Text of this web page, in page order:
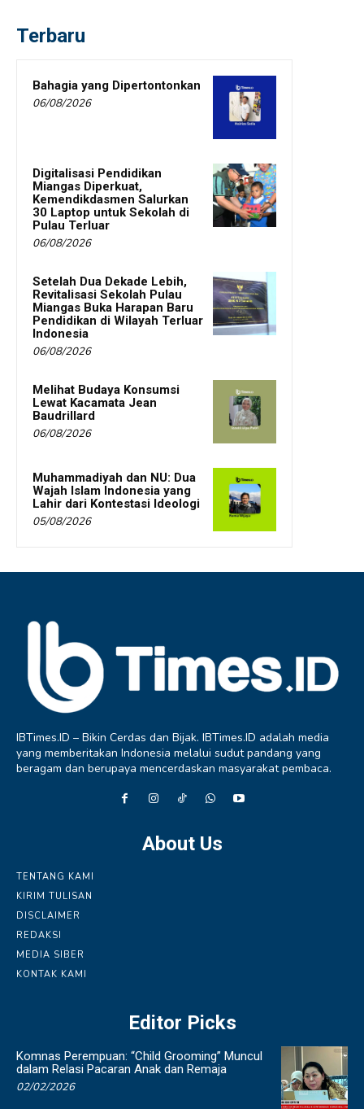
Terbaru
Bahagia yang Dipertontonkan
06/08/2026
Digitalisasi Pendidikan
Miangas Diperkuat,
Kemendikdasmen Salurkan
30 Laptop untuk Sekolah di
Pulau Terluar
06/08/2026
Setelah Dua Dekade Lebih,
Revitalisasi Sekolah Pulau
Miangas Buka Harapan Baru
Pendidikan di Wilayah Terluar
Indonesia
06/08/2026
Melihat Budaya Konsumsi
Lewat Kacamata Jean
Baudrillard
06/08/2026
Muhammadiyah dan NU: Dua
Wajah Islam Indonesia yang
Lahir dari Kontestasi Ideologi
05/08/2026
IBTimes.ID – Bikin Cerdas dan Bijak. IBTimes.ID adalah media
yang memberitakan Indonesia melalui sudut pandang yang
beragam dan berupaya mencerdaskan masyarakat pembaca.
About Us
TENTANG KAMI
KIRIM TULISAN
DISCLAIMER
REDAKSI
MEDIA SIBER
KONTAK KAMI
Editor Picks
Komnas Perempuan: “Child Grooming” Muncul
dalam Relasi Pacaran Anak dan Remaja
02/02/2026